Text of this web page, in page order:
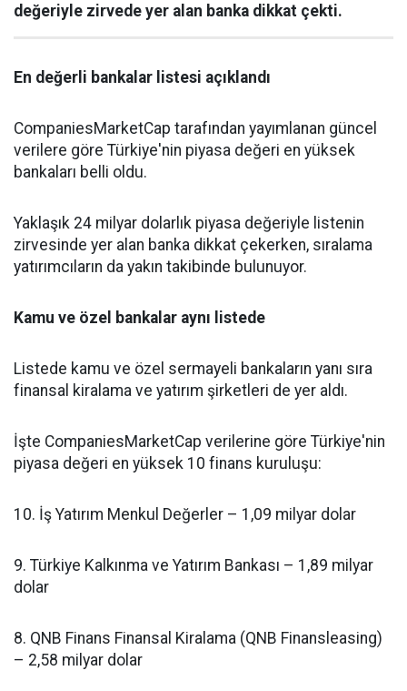
değeriyle zirvede yer alan banka dikkat çekti.
En değerli bankalar listesi açıklandı
CompaniesMarketCap tarafından yayımlanan güncel
verilere göre Türkiye'nin piyasa değeri en yüksek
bankaları belli oldu.
Yaklaşık 24 milyar dolarlık piyasa değeriyle listenin
zirvesinde yer alan banka dikkat çekerken, sıralama
yatırımcıların da yakın takibinde bulunuyor.
Kamu ve özel bankalar aynı listede
Listede kamu ve özel sermayeli bankaların yanı sıra
finansal kiralama ve yatırım şirketleri de yer aldı.
İşte CompaniesMarketCap verilerine göre Türkiye'nin
piyasa değeri en yüksek 10 finans kuruluşu:
10. İş Yatırım Menkul Değerler – 1,09 milyar dolar
9. Türkiye Kalkınma ve Yatırım Bankası – 1,89 milyar
dolar
8. QNB Finans Finansal Kiralama (QNB Finansleasing)
– 2,58 milyar dolar